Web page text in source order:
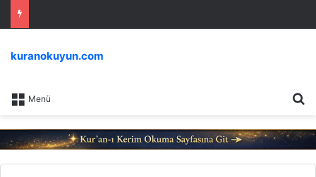
Menü
kuranokuyun.com